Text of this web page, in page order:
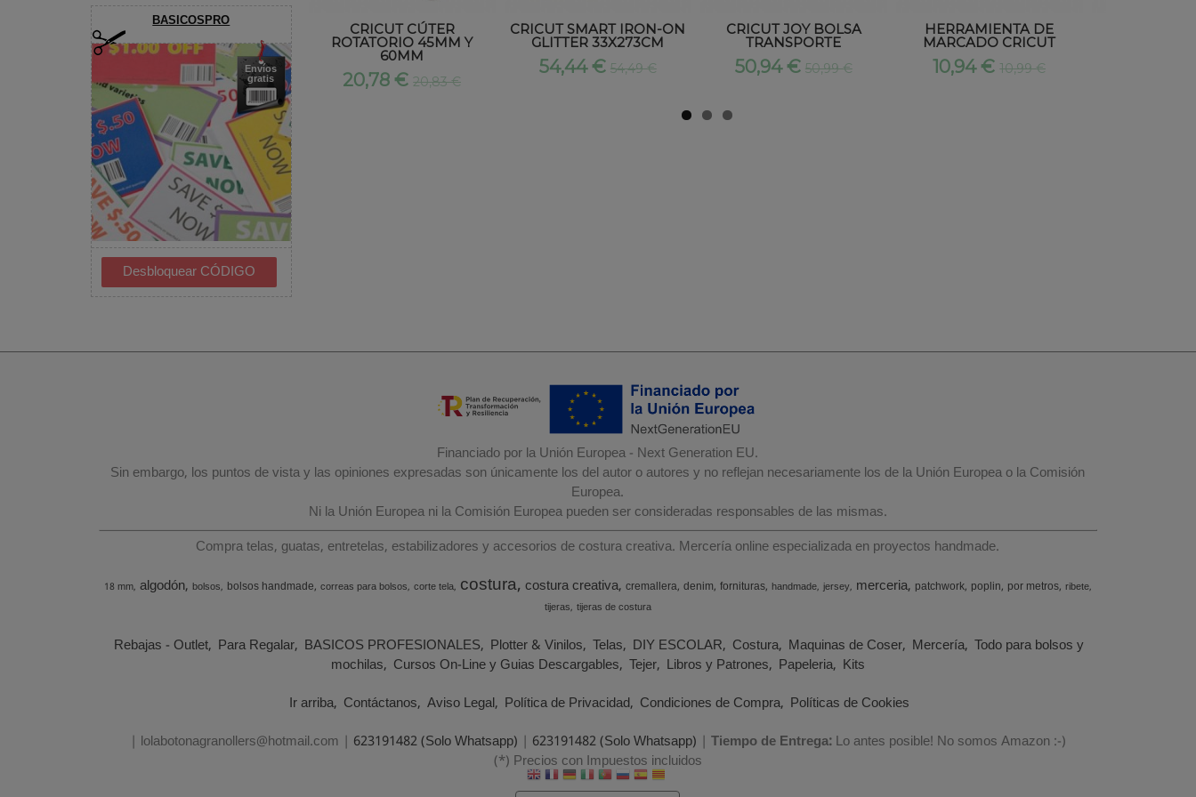
BASICOSPRO
Envíos
gratis
CRICUT CÚTER
ROTATORIO 45MM Y
60MM
20,78 €20,83 €
CRICUT SMART IRON-ON
GLITTER 33X273CM
54,44 € 54,49 €
CRICUT JOY BOLSA
TRANSPORTE
50,94 € 50,99 €
HERRAMIENTA DE
MARCADO CRICUT
10,94 €10,99 €
Financiado por la Unión Europea - Next Generation EU.
Sin embargo, los puntos de vista y las opiniones expresadas son únicamente los del autor o autores y no reflejan necesariamente los de la Unión Europea o la Comisión
Europea.
Ni la Unión Europea ni la Comisión Europea pueden ser consideradas responsables de las mismas.
Compra telas, guatas, entretelas, estabilizadores y accesorios de costura creativa. Mercería online especializada en proyectos handmade.
18 mm algodón bolsos bolsos handmade correas para bolsos corte tela costura costura creativa cremallera denim fornituras handmade jersey merceria patchwork poplin por metros ribete
tijeras tijeras de costura
Rebajas - Outlet Para Regalar BASICOS PROFESIONALES Plotter & Vinilos Telas DIY ESCOLAR Costura Maquinas de Coser Mercería Todo para bolsos y
mochilas Cursos On-Line y Guias Descargables Tejer Libros y Patrones Papeleria Kits
Ir arriba Contáctanos Aviso Legal Política de Privacidad Condiciones de Compra Políticas de Cookies
| lolabotonagranollers@hotmail.com | 623191482 (Solo Whatsapp) | 623191482 (Solo Whatsapp) | Tiempo de Entrega:Lo antes posible! No somos Amazon :-)
(*) Precios con Impuestos incluidos